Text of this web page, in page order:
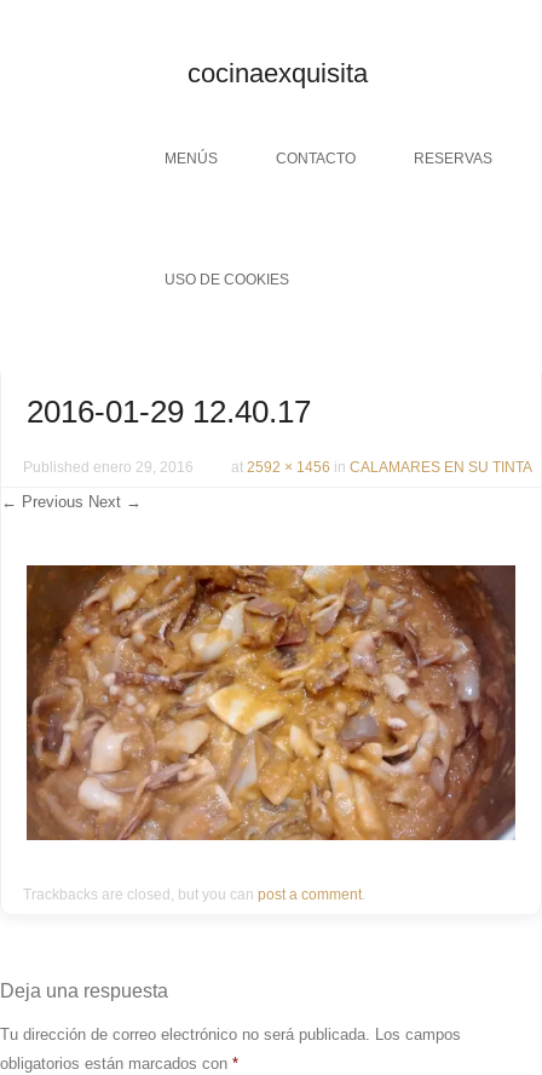
cocinaexquisita
Menu
SKIP TO CONTENT
MENÚS CONTACTO RESERVAS
USO DE COOKIES
2016-01-29 12.40.17
Published enero 29, 2016 at 2592 × 1456 in CALAMARES EN SU TINTA
← Previous Next →
Trackbacks are closed, but you can post a comment
Deja una respuesta
Tu dirección de correo electrónico no será publicada. Los campos
obligatorios están marcados con *